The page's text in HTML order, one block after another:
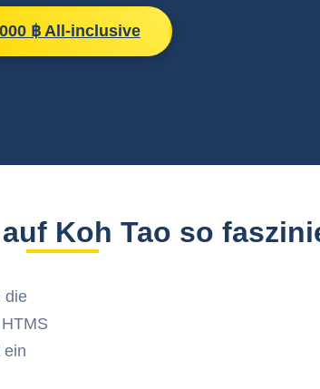
฿ All-inclusive
Koh Tao so
die
ein